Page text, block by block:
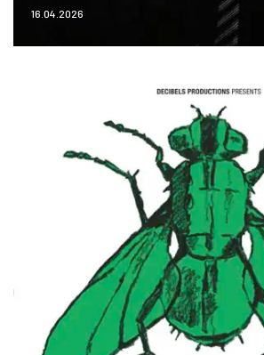
16.04.2026